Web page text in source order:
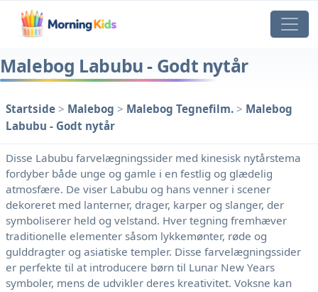
Malebog Labubu - Godt nytår
Startside > Malebog > Malebog Tegnefilm. > Malebog
Labubu - Godt nytår
Disse Labubu farvelægningssider med kinesisk nytårstema
fordyber både unge og gamle i en festlig og glædelig
atmosfære. De viser Labubu og hans venner i scener
dekoreret med lanterner, drager, karper og slanger, der
symboliserer held og velstand. Hver tegning fremhæver
traditionelle elementer såsom lykkemønter, røde og
gulddragter og asiatiske templer. Disse farvelægningssider
er perfekte til at introducere børn til Lunar New Years
symboler, mens de udvikler deres kreativitet. Voksne kan